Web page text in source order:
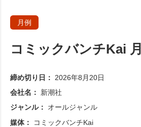
月例
コミックバンチKai
締め切り日：
2026年8月20日
会社名：
新潮社
ジャンル：
オールジャンル
媒体：
コミックバンチKai